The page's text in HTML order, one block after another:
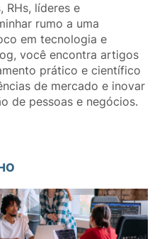
RHs, líderes e
rumo a uma
em tecnologia e
você encontra artigos
prático e científico
de mercado e inovar
de pessoas e negócios.